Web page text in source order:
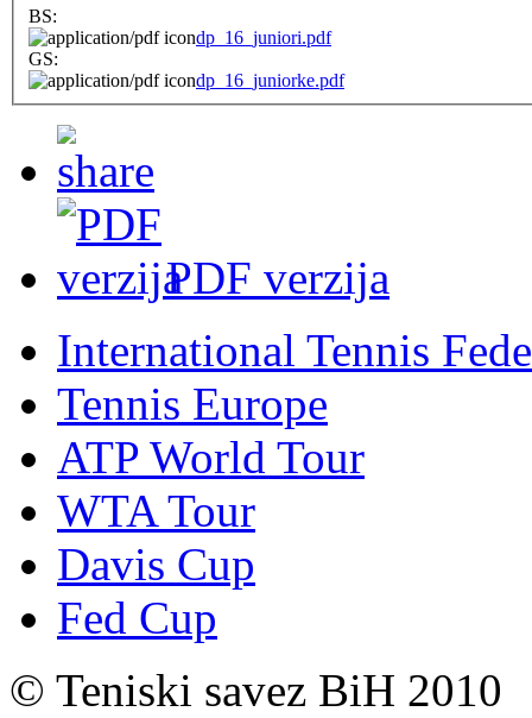
BS:
dp_16_juniori.pdf
GS:
dp_16_juniorke.pdf
PDF verzija
International Tennis
Tennis Europe
ATP World Tour
WTA Tour
Davis Cup
Fed Cup
© Teniski savez BiH 2010